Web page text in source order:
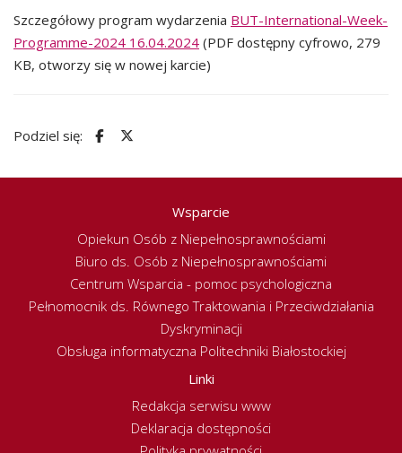
Szczegółowy program wydarzenia BUT-International-Week-
Programme-2024 16.04.2024 (PDF dostępny cyfrowo, 279
KB, otworzy się w nowej karcie)
Podziel się:
Wsparcie
Opiekun Osób z Niepełnosprawnościami
Biuro ds. Osób z Niepełnosprawnościami
Centrum Wsparcia - pomoc psychologiczna
Pełnomocnik ds. Równego Traktowania i Przeciwdziałania
Dyskryminacji
Obsługa informatyczna Politechniki Białostockiej
Linki
Redakcja serwisu www
Deklaracja dostępności